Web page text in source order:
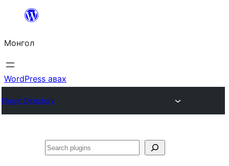
Агуулга
алгасах
Монгол
WordPress авах
Plugin Directory
Хайх